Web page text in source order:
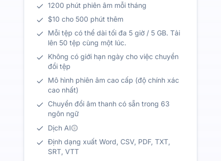
1200 phút phiên âm mỗi tháng
$10 cho 500 phút thêm
Mỗi tệp có thể dài tối đa 5 giờ / 5 GB. Tải
lên 50 tệp cùng một lúc.
Không có giới hạn ngày cho việc chuyển
đổi tệp
Mô hình phiên âm cao cấp (độ chính xác
cao nhất)
Chuyển đổi âm thanh có sẵn trong 63
ngôn ngữ
Dịch AI
Định dạng xuất Word, CSV, PDF, TXT,
SRT, VTT